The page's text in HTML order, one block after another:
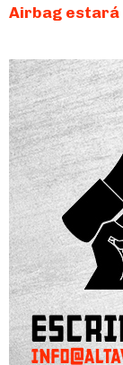
Airbag estará